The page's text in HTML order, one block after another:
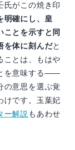
氏がこの焼き印
明確にし、皇
ことを示すと同
を体に刻んだと
ことは、もはや
を意味する——
の意思を選ぶ覚
けです。玉葉妃
ー解説 もあわせ